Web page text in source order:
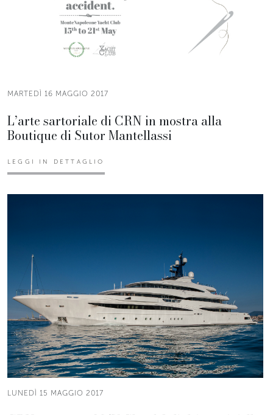
MARTEDÌ 16 MAGGIO 2017
L’arte sartoriale di CRN in mostra alla
Boutique di Sutor Mantellassi
LEGGI IN DETTAGLIO
LUNEDÌ 15 MAGGIO 2017